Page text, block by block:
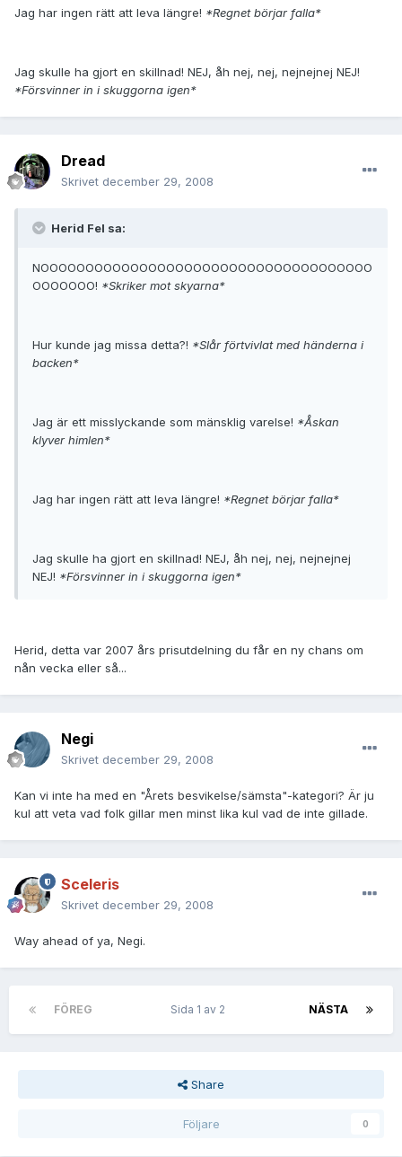
Jag har ingen rätt att leva längre! *Regnet börjar falla*
Jag skulle ha gjort en skillnad! NEJ, åh nej, nej, nejnejnej NEJ!
*Försvinner in i skuggorna igen*
Dread
Skrivet december 29, 2008
Herid Fel sa:
NOOOOOOOOOOOOOOOOOOOOOOOOOOOOOOOOOOOOO
OOOOOOO! *Skriker mot skyarna*
Hur kunde jag missa detta?! *Slår förtvivlat med händerna i
backen*
Jag är ett misslyckande som mänsklig varelse! *Åskan
klyver himlen*
Jag har ingen rätt att leva längre! *Regnet börjar falla*
Jag skulle ha gjort en skillnad! NEJ, åh nej, nej, nejnejnej
NEJ! *Försvinner in i skuggorna igen*
Herid, detta var 2007 års prisutdelning du får en ny chans om
nån vecka eller så...
Negi
Skrivet december 29, 2008
Kan vi inte ha med en "Årets besvikelse/sämsta"-kategori? Är ju
kul att veta vad folk gillar men minst lika kul vad de inte gillade.
Sceleris
Skrivet december 29, 2008
Way ahead of ya, Negi.
FÖREG NÄSTA
Sida 1 av 2
Share
Följare 0